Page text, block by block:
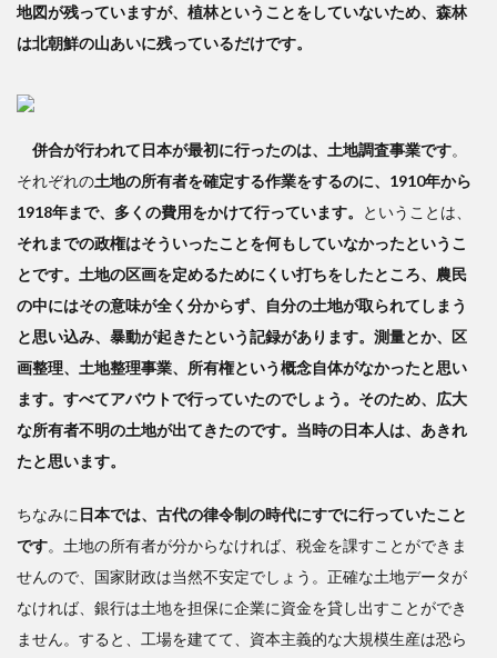
地図が残っていますが、植林ということをしていないため、森林
は北朝鮮の山あいに残っているだけです。
併合が行われて日本が最初に行ったのは、土地調査事業です。
それぞれの土地の所有者を確定する作業をするのに、1910年から
1918年まで、多くの費用をかけて行っています。
ということは、
それまでの政権はそういったことを何もしていなかったというこ
とです。土地の区画を定めるためにくい打ちをしたところ、農民
の中にはその意味が全く分からず、自分の土地が取られてしまう
と思い込み、暴動が起きたという記録があります。測量とか、区
画整理、土地整理事業、所有権という概念自体がなかったと思い
ます。すべてアバウトで行っていたのでしょう。そのため、広大
な所有者不明の土地が出てきたのです。当時の日本人は、あきれ
たと思います。
ちなみに 日本では、古代の律令制の時代にすでに行っていたこと
です。土地の所有者が分からなければ、税金を課すことができま
せんので、国家財政は当然不安定でしょう。正確な土地データが
なければ、銀行は土地を担保に企業に資金を貸し出すことができ
ません。すると、工場を建てて、資本主義的な大規模生産は恐ら